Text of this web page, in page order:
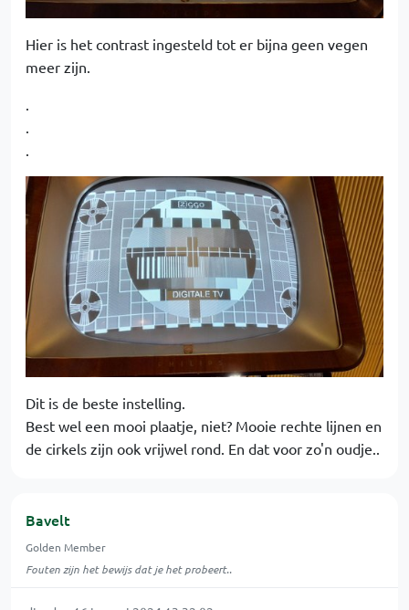
Hier is het contrast ingesteld tot er bijna geen vegen
meer zijn.
Dit is de beste instelling.
Best wel een mooi plaatje, niet? Mooie rechte lijnen en
de cirkels zijn ook vrijwel rond. En dat voor zo'n oudje..
Bavelt
Golden Member
Fouten zijn het bewijs dat je het probeert..